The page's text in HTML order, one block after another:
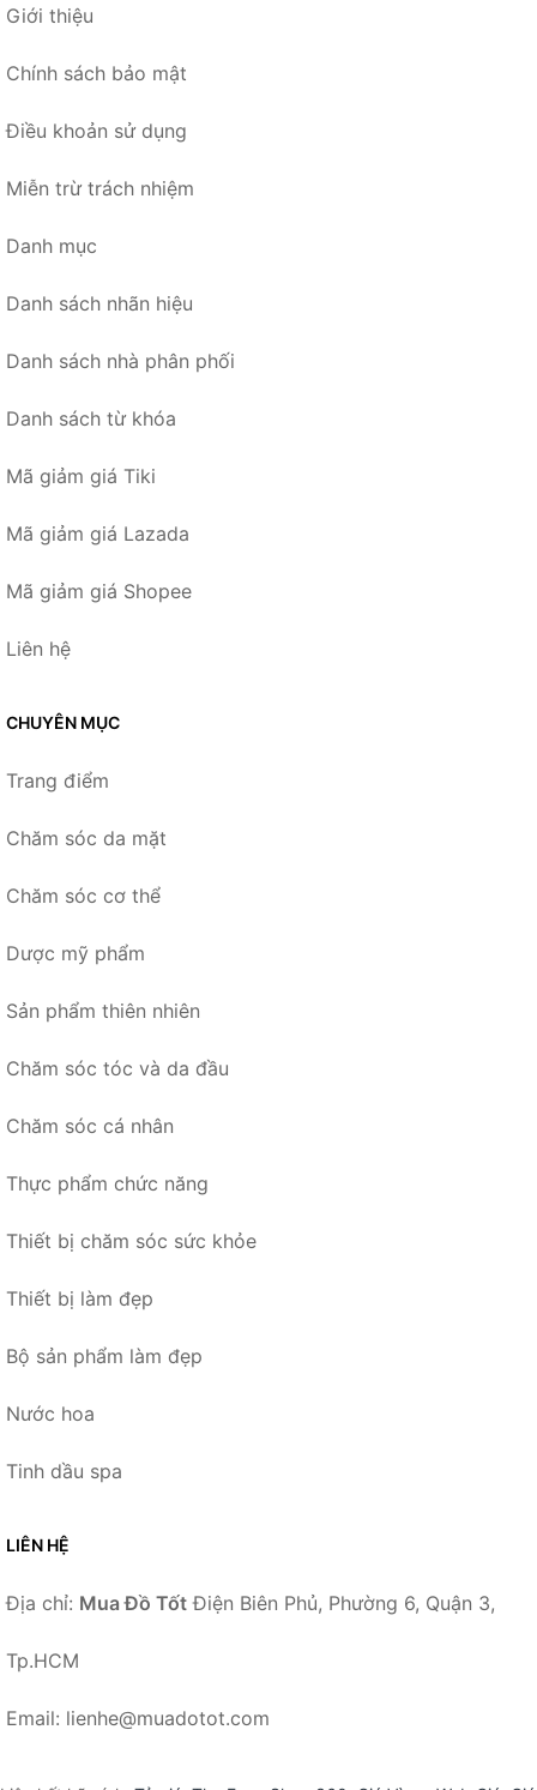
Giới thiệu
Chính sách bảo mật
Điều khoản sử dụng
Miễn trừ trách nhiệm
Danh mục
Danh sách nhãn hiệu
Danh sách nhà phân phối
Danh sách từ khóa
Mã giảm giá Tiki
Mã giảm giá Lazada
Mã giảm giá Shopee
Liên hệ
CHUYÊN MỤC
Trang điểm
Chăm sóc da mặt
Chăm sóc cơ thể
Dược mỹ phẩm
Sản phẩm thiên nhiên
Chăm sóc tóc và da đầu
Chăm sóc cá nhân
Thực phẩm chức năng
Thiết bị chăm sóc sức khỏe
Thiết bị làm đẹp
Bộ sản phẩm làm đẹp
Nước hoa
Tinh dầu spa
LIÊN HỆ
Địa chỉ: Mua Đồ Tốt Điện Biên Phủ, Phường 6, Quận 3,
Tp.HCM
Email: lienhe@muadotot.com